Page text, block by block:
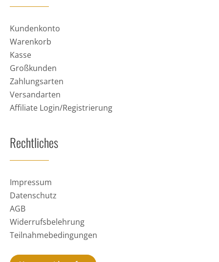
Kundenkonto
Warenkorb
Kasse
Großkunden
Zahlungsarten
Versandarten
Affiliate Login/Registrierung
Rechtliches
Impressum
Datenschutz
AGB
Widerrufsbelehrung
Teilnahmebedingungen